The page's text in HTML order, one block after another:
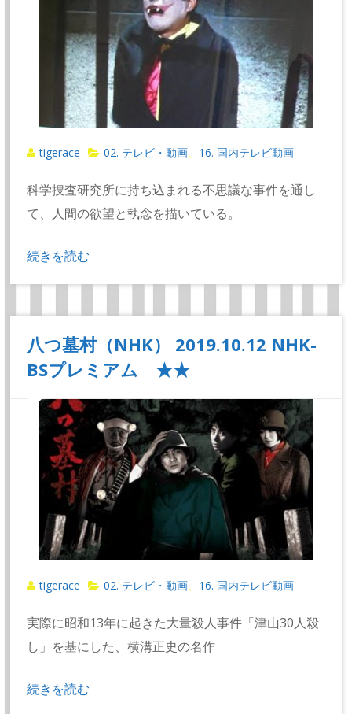
tigerace 02. テレビ・動画 16. 国内テレビ動画
科学捜査研究所に持ち込まれる不思議な事件を通し
て、人間の欲望と執念を描いている。
続きを読む
八つ墓村（NHK） 2019.10.12 NHK-
BSプレミアム ★★
tigerace 02. テレビ・動画 16. 国内テレビ動画
実際に昭和13年に起きた大量殺人事件「津山30人殺
し」を基にした、横溝正史の名作
続きを読む